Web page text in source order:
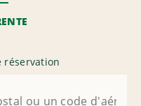
réservation